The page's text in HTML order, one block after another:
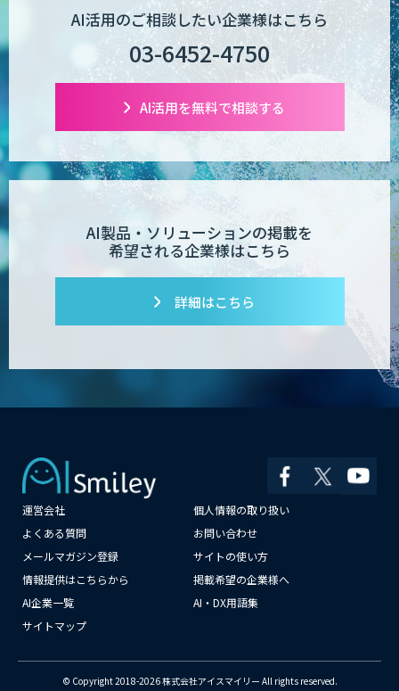
AI活用のご相談したい企業様はこちら
03-6452-4750
AI活用を無料で相談する
AI製品・ソリューションの掲載を
希望される企業様はこちら
詳細はこちら
運営会社
個人情報の取り扱い
よくある質問
お問い合わせ
メールマガジン登録
サイトの使い方
情報提供はこちらから
掲載希望の企業様へ
AI企業一覧
AI・DX用語集
サイトマップ
© Copyright 2018-2026 株式会社アイスマイリー All rights reserved.